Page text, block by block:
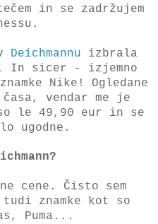
in se zadržujem
Deichmannu izbrala
In sicer - izjemno
Nike! Ogledane
vendar me je
le 49,90 eur in se
ugodne.
cene. Čisto sem
znamke kot so
Puma...